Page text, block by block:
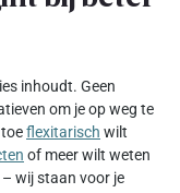
inhoudt. Geen
om je op weg te
flexitarisch wilt
of meer wilt weten
wij staan voor je